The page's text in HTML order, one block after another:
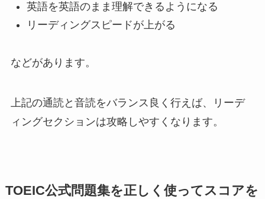
英語を英語のまま理解できるようになる
リーディングスピードが上がる
などがあります。
上記の通読と音読をバランス良く行えば、リーデ
ィングセクションは攻略しやすくなります。
TOEIC公式問題集を正しく使ってスコアを